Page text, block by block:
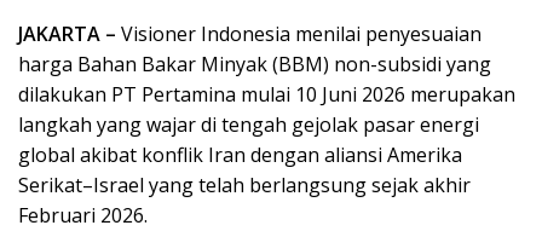
JAKARTA – Visioner Indonesia menilai penyesuaian
harga Bahan Bakar Minyak (BBM) non-subsidi yang
dilakukan PT Pertamina mulai 10 Juni 2026 merupakan
langkah yang wajar di tengah gejolak pasar energi
global akibat konflik Iran dengan aliansi Amerika
Serikat–Israel yang telah berlangsung sejak akhir
Februari 2026.